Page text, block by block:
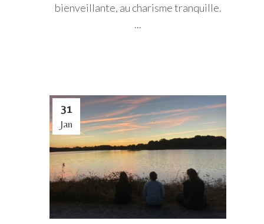
bienveillante, au charisme tranquille.
...
31
Jan